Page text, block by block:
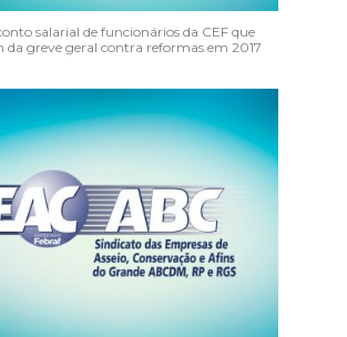
salarial de funcionários da CEF que
greve geral contra reformas em 2017